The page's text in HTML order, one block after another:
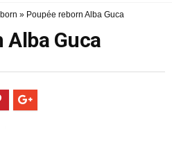
» Poupée reborn Alba Guca
Alba Guca